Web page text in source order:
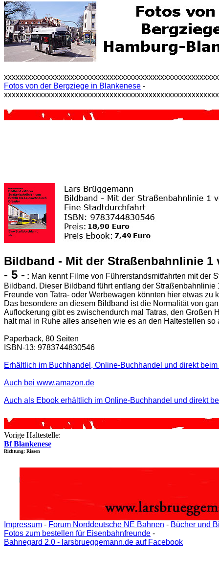
Fotos von der Bergziege in Blankenese -
Bildband - Mit der Straßenbahnlinie
- 5 - : Man kennt Filme von Führerstandsmitfahrten mit der
Bildband. Dieser Bildband führt entlang der
Freunde von Tatra- oder Werbewagen könnten hier etwas
Das besondere an diesem Bildband ist die Normalität von
Auflockerung gibt es zwischendurch mal Tatras, den Großen
halt mal in Ruhe alles ansehen wie es an den Haltestellen so
Paperback, 80 Seiten
ISBN-13: 9783744830546
Erhältlich im Buchhandel, Online-Buchhandel und direkt beim
Auch bei www.amazon.de
Auch als Ebook erhältlich im Online-Buchhandel und direkt
Vorige Haltestelle:
Bf Blankenese
Richtung: Rissen
Impressum - Forum Norddeutsche NE Bahnen - Bücher und
Fotos zum bestellen für Eisenbahnfreunde -
Bahnegard 2.0 - larsbrueggemann.de auf Facebook